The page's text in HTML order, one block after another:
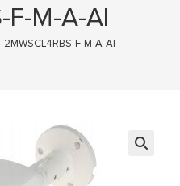
F-M-A-AI
2MWSCL4RBS-F-M-A-AI